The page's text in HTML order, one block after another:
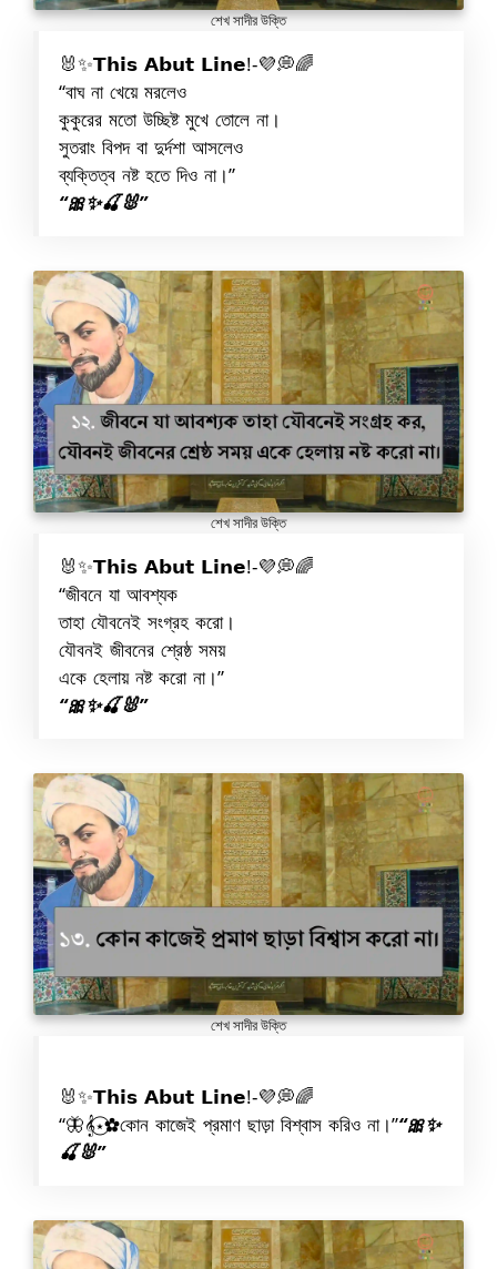
শেখ সাদীর উক্তি
🐰✨𝗧𝗵𝗶𝘀 𝗔𝗯𝘂𝘁 𝗟𝗶𝗻𝗲!-💜💭🌈
“বাঘ না খেয়ে মরলেও
কুকুরের মতো উচ্ছিষ্ট মুখে তোলে না।
সুতরাং বিপদ বা দুর্দশা আসলেও
ব্যক্তিত্ব নষ্ট হতে দিও না।”
“🎀✨🍒🐰”
শেখ সাদীর উক্তি
🐰✨𝗧𝗵𝗶𝘀 𝗔𝗯𝘂𝘁 𝗟𝗶𝗻𝗲!-💜💭🌈
“জীবনে যা আবশ্যক
তাহা যৌবনেই সংগ্রহ করো।
যৌবনই জীবনের শ্রেষ্ঠ সময়
একে হেলায় নষ্ট করো না।”
“🎀✨🍒🐰”
শেখ সাদীর উক্তি
‬‎🐰✨𝗧𝗵𝗶𝘀 𝗔𝗯𝘂𝘁 𝗟𝗶𝗻𝗲!-💜💭🌈
“🦋𝄞⋆⃝✿কোন কাজেই প্রমাণ ছাড়া বিশ্বাস করিও না।”“🎀✨
🍒🐰”